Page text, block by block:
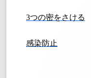
3つの密をさける
感染防止